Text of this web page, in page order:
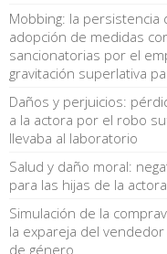
Mobbing: la persistencia
adopción de medidas
sancionatorias por el
gravitación superlativa
Daños y perjuicios:
a la actora por el robo
llevaba al laboratorio
Salud y daño moral:
para las hijas de la
Simulación de la
la expareja del
de género